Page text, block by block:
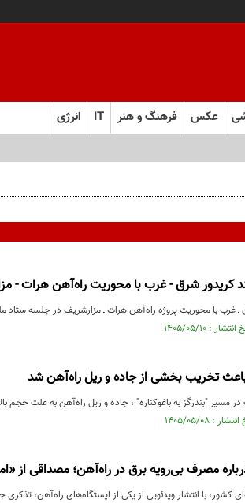
عکس فرهنگ و هنر IT انرژی
کریدور شرق - غرب با محوریت راه‌آهن هرات -
ـ غرب با محوریت پروژه راه‌آهن هرات ـ مزارشریف در جلسه
تخریب بخشی از جاده و ریل راه‌آهن شد
مسیر "بندرگز به باغوکناره" ، جاده و ریل راه‌آهن به علت
مصرف بی‌رویه برق در راه‌آهن؛ مصداقی از
کشور، با انتشار ویدئویی از یکی از ایستگاه‌های راه‌آهن،